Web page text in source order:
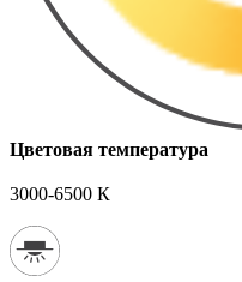
Цветовая температура
3000-6500 К